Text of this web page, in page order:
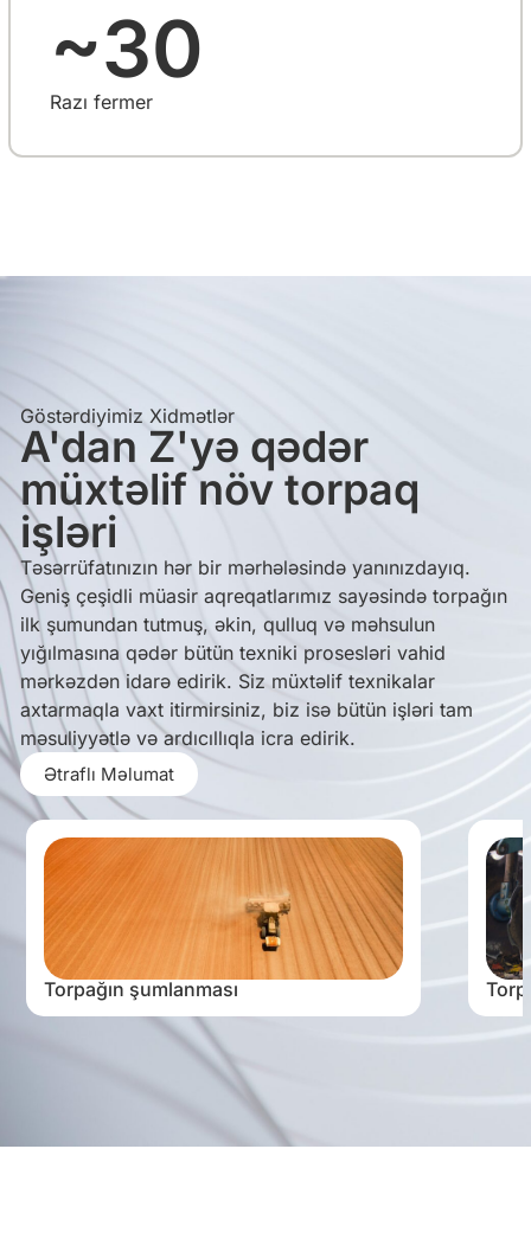
~30
Razı fermer
Göstərdiyimiz Xidmətlər
A'dan Z'yə qədər
müxtəlif növ torpaq
işləri
Təsərrüfatınızın hər bir mərhələsində yanınızdayıq.
Geniş çeşidli müasir aqreqatlarımız sayəsində torpağın
ilk şumundan tutmuş, əkin, qulluq və məhsulun
yığılmasına qədər bütün texniki prosesləri vahid
mərkəzdən idarə edirik. Siz müxtəlif texnikalar
axtarmaqla vaxt itirmirsiniz, biz isə bütün işləri tam
məsuliyyətlə və ardıcıllıqla icra edirik.
Ətraflı Məlumat
Torpağın şumlanması